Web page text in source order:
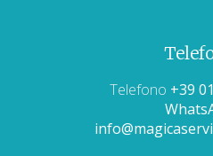
Telefono +39